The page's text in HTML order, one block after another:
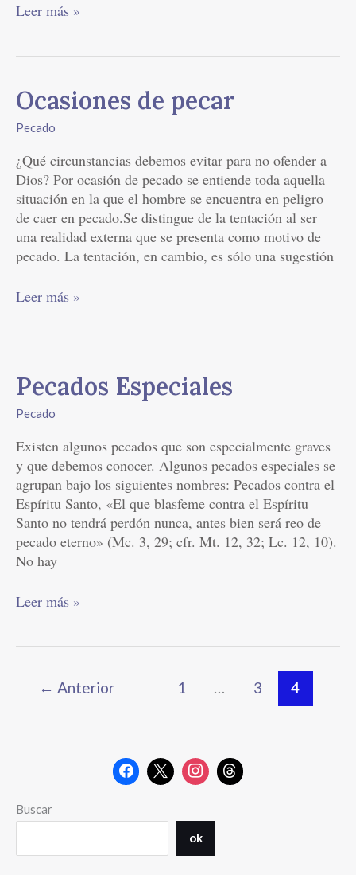
Leer más »
Ocasiones de pecar
Pecado
¿Qué circunstancias debemos evitar para no ofender a
Dios? Por ocasión de pecado se entiende toda aquella
situación en la que el hombre se encuentra en peligro
de caer en pecado.Se distingue de la tentación al ser
una realidad externa que se presenta como motivo de
pecado. La tentación, en cambio, es sólo una sugestión
Ocasiones
de
pecar
Leer más »
Pecados Especiales
Pecado
Existen algunos pecados que son especialmente graves
y que debemos conocer. Algunos pecados especiales se
agrupan bajo los siguientes nombres: Pecados contra el
Espíritu Santo, «El que blasfeme contra el Espíritu
Santo no tendrá perdón nunca, antes bien será reo de
pecado eterno» (Mc. 3, 29; cfr. Mt. 12, 32; Lc. 12, 10).
No hay
Pecados
Especiales
Leer más »
← Anterior 1 3 4
Buscar
ok